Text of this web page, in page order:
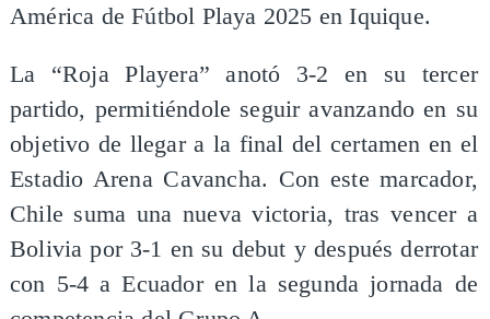
América de Fútbol Playa 2025 en Iquique.
La “Roja Playera” anotó 3-2 en su tercer
partido, permitiéndole seguir avanzando en su
objetivo de llegar a la final del certamen en el
Estadio Arena Cavancha. Con este marcador,
Chile suma una nueva victoria, tras vencer a
Bolivia por 3-1 en su debut y después derrotar
con 5-4 a Ecuador en la segunda jornada de